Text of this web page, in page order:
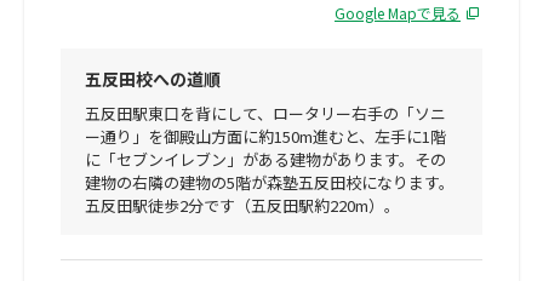
Google Mapで見る
五反田校への道順
五反田駅東口を背にして、ロータリー右手の「ソニ
ー通り」を御殿山方面に約150m進むと、左手に1階
に「セブンイレブン」がある建物があります。その
建物の右隣の建物の5階が森塾五反田校になります。
五反田駅徒歩2分です（五反田駅約220m）。